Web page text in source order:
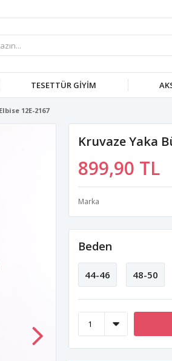
TESETTÜR GIYIM
12E-2167
Kruvaze Yaka
899,90 TL
Marka
Beden
44-46 48-50